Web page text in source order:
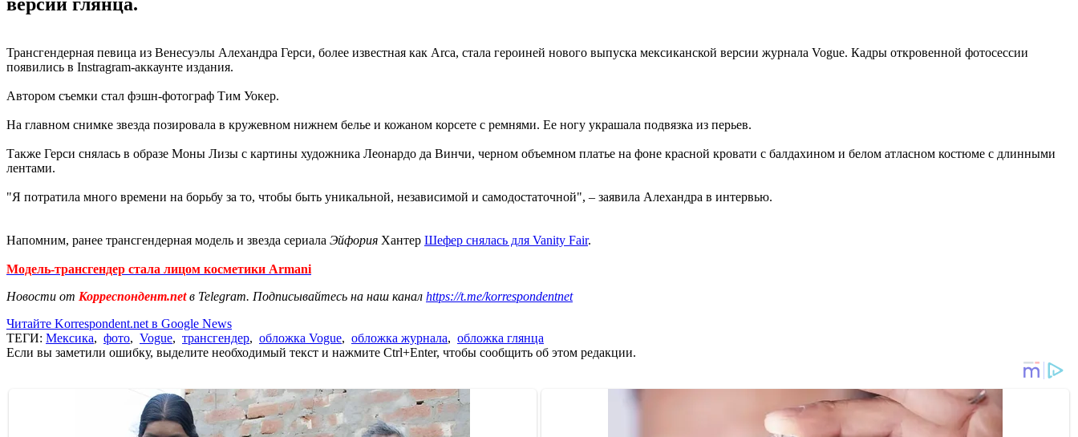
Трансгендерная певица из Венесуэлы Алехандра Герси, более известная как Arca, стала героиней нового выпуска мексиканской версии журнала Vogue. Кадры откровенной фотосессии
появились в Instragram-аккаунте издания.
Автором съемки стал фэшн-фотограф Тим Уокер.
На главном снимке звезда позировала в кружевном нижнем белье и кожаном корсете с ремнями. Ее ногу украшала подвязка из перьев.
Также Герси снялась в образе Моны Лизы с картины художника Леонардо да Винчи, черном объемном платье на фоне красной кровати с балдахином и белом атласном костюме с длинными
лентами.
"Я потратила много времени на борьбу за то, чтобы быть уникальной, независимой и самодостаточной", – заявила Алехандра в интервью.
Напомним, ранее трансгендерная модель и звезда сериала Эйфория Хантер Шефер снялась для Vanity Fair.
Модель-трансгендер стала лицом косметики Armani
Новости от Корреспондент.netв Telegram. Подписывайтесь на наш канал https://t.me/korrespondentnet
Читайте Korrespondent.net в Google News
ТЕГИ: Мексика, фото, Vogue, трансгендер, обложка Vogue, обложка журнала, обложка глянца
Если вы заметили ошибку, выделите необходимый текст и нажмите Ctrl+Enter, чтобы сообщить об этом редакции.